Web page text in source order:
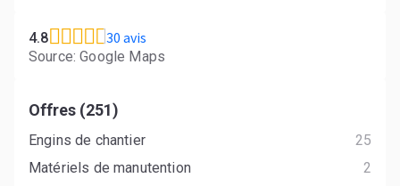
4.8 30 avis
Source: Google Maps
Offres (251)
Engins de chantier
25
Matériels de manutention
2